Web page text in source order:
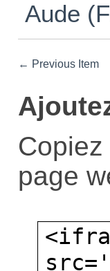
Aude
← Previous Item
page